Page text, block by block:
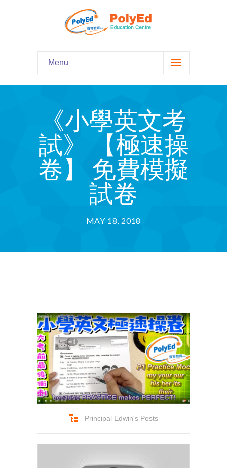
Menu
Home
Our Programs
課程資料
-- Hooked on Phonics 英語拼音
-- Comprehension 閱讀理解
-- Grammar and Writing 語法寫作
-- English Chatter Hour 英文口語
-- Trinity GESE 聖三一考試
-- Chinese 普通話
-- Adult Program 成人班
-- PolyEd Kitchen 親子廚房
-- PolyEd Speech Festival Training 香港朗誦
節：英語朗誦課程
《小學英文考
試》 【極速操
卷】 免費模擬
試卷
MAY 18, 2018
Principal Edwin's Posts